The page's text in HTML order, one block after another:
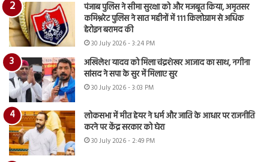
पंजाब पुलिस ने सीमा सुरक्षा को और मजबूत किया, अमृतसर
कमिश्नरेट पुलिस ने सात महीनों में 111 किलोग्राम से अधिक
हेरोइन बरामद की
30 July 2026 - 3:24 PM
अखिलेश यादव को मिला चंद्रशेखर आजाद का साथ, नगीना
सांसद ने सपा के सुर में मिलाए सुर
30 July 2026 - 3:03 PM
लोकसभा में मीत हेयर ने धर्म और जाति के आधार पर राजनीति
करने पर केंद्र सरकार को घेरा
30 July 2026 - 2:49 PM